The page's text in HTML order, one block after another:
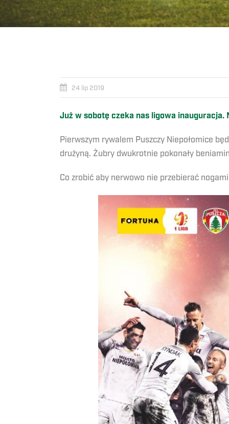
24 lip 2019
Już w sobotę czeka nas ligowa
Pierwszym rywalem Puszczy Niepołomice
drużyną. Żubry dwukrotnie pokonały
Co zrobić aby nerwowo nie przebierać